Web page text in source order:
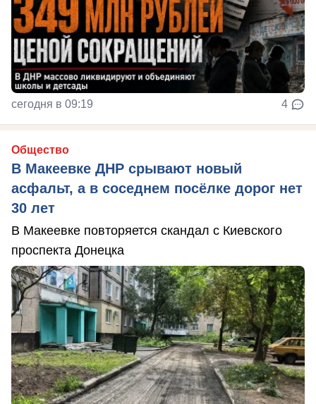
сегодня в 09:19 4
Общество
В Макеевке ДНР срывают новый
асфальт, а в соседнем посёлке дорог нет
30 лет
В Макеевке повторяется скандал с Киевского
проспекта Донецка